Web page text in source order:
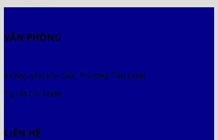
VĂN PHÒNG
61 Nguyễn Văn Giai, Phường Tân Định,
Tp Hồ Chí Minh
LIÊN HỆ